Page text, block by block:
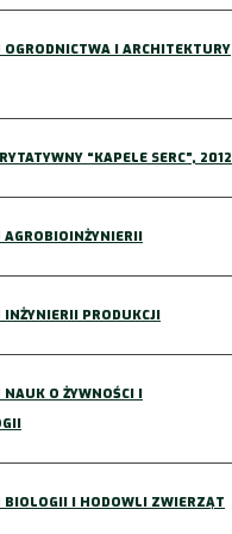
I ARCHITEKTURY
“KAPELE SERC”, 2012
PRODUKCJI
O ŻYWNOŚCI I
BIOLOGII I HODOWLI ZWIERZĄT